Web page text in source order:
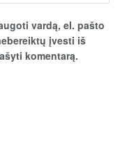
vardą, el. pašto
įvesti iš
komentarą.